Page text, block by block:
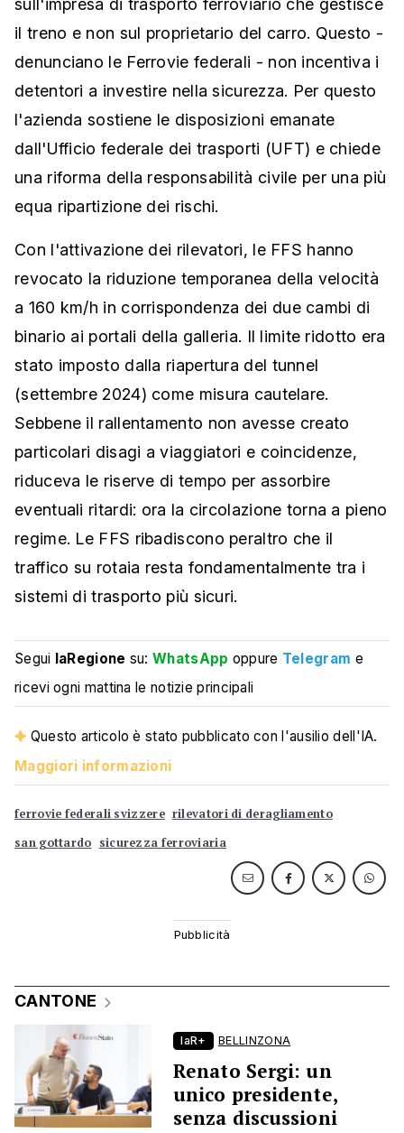
sull'impresa di trasporto ferroviario che gestisce
il treno e non sul proprietario del carro. Questo -
denunciano le Ferrovie federali - non incentiva i
detentori a investire nella sicurezza. Per questo
l'azienda sostiene le disposizioni emanate
dall'Ufficio federale dei trasporti (UFT) e chiede
una riforma della responsabilità civile per una più
equa ripartizione dei rischi.
Con l'attivazione dei rilevatori, le FFS hanno
revocato la riduzione temporanea della velocità
a 160 km/h in corrispondenza dei due cambi di
binario ai portali della galleria. Il limite ridotto era
stato imposto dalla riapertura del tunnel
(settembre 2024) come misura cautelare.
Sebbene il rallentamento non avesse creato
particolari disagi a viaggiatori e coincidenze,
riduceva le riserve di tempo per assorbire
eventuali ritardi: ora la circolazione torna a pieno
regime. Le FFS ribadiscono peraltro che il
traffico su rotaia resta fondamentalmente tra i
sistemi di trasporto più sicuri.
Segui laRegione su:WhatsApp oppure Telegram e
ricevi ogni mattina le notizie principali
Questo articolo è stato pubblicato con l'ausilio dell'IA.
Maggiori informazioni
ferrovie federali svizzere rilevatori di deragliamento
san gottardo sicurezza ferroviaria
CANTONE
laR+ BELLINZONA
Renato Sergi: un
unico presidente,
senza discussioni